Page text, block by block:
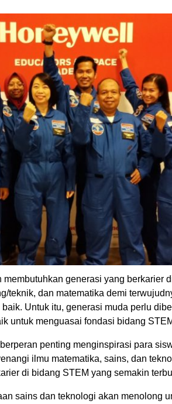
membutuhkan generasi yang berkarier
teknik, dan matematika demi
Untuk itu, generasi muda perlu
untuk menguasai fondasi bidang
penting menginspirasi para
ilmu matematika, sains, dan
di bidang STEM yang semakin
sains dan teknologi akan menolong